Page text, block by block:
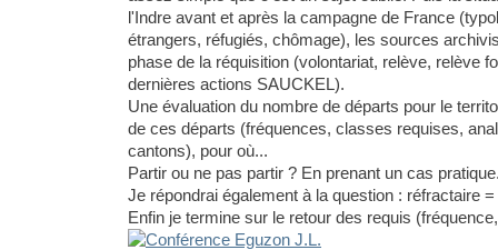
l'Indre avant et après la campagne de France
étrangers, réfugiés, chômage), les sources
phase de la réquisition (volontariat, relève, relève
dernières actions SAUCKEL).
Une évaluation du nombre de départs pour le
de ces départs (fréquences, classes requises,
cantons), pour où...
Partir ou ne pas partir ? En prenant un cas
Je répondrai également à la question : réfractaire
Enfin je termine sur le retour des requis